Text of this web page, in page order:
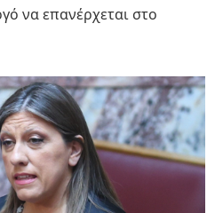
να επανέρχεται στο